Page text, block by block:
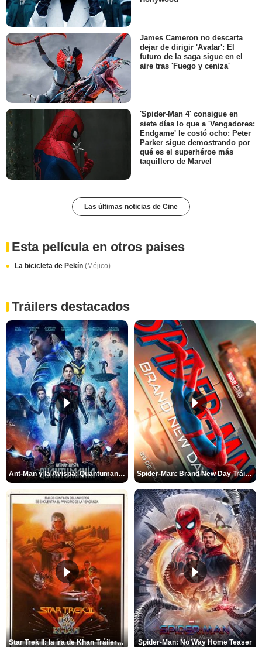
James Cameron no descarta
dejar de dirigir 'Avatar': El
futuro de la saga sigue en el
aire tras 'Fuego y ceniza'
'Spider-Man 4' consigue en
siete días lo que a 'Vengadores:
Endgame' le costó ocho: Peter
Parker sigue demostrando por
qué es el superhéroe más
taquillero de Marvel
Las últimas noticias de Cine
Esta película en otros paises
La bicicleta de Pekín (Méjico)
Tráilers destacados
Ant-Man y la Avispa: Quantumanía Tráiler (2) Spider-Man: Brand New Day Tráiler (3)
Star Trek II: la ira de Khan Tráiler VO Spider-Man: No Way Home Teaser